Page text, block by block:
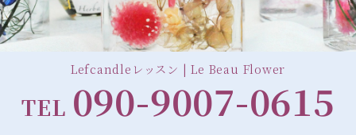
Lefcandleレッスン | Le Beau Flower
TEL 090-9007-0615